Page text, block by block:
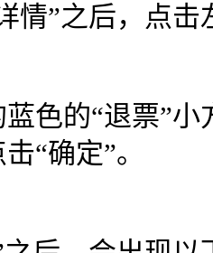
情”之后，点击
色的“退票”
“确定”。